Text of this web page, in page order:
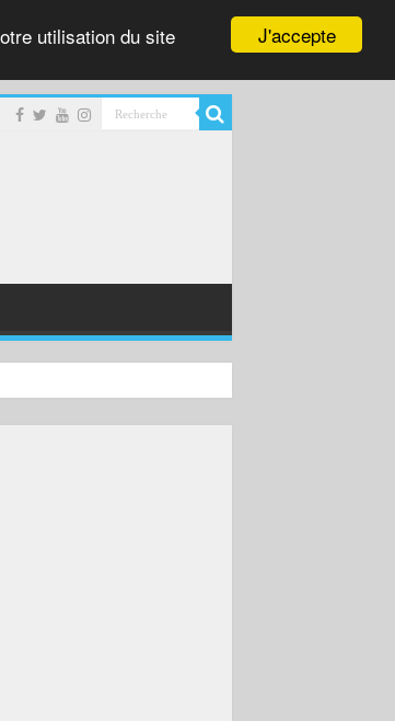
J'accepte
utilisation du site